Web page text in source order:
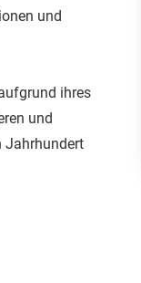
und
ihres
und
Jahrhundert